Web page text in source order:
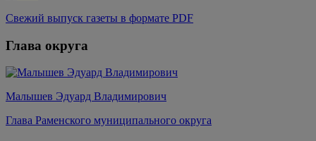
Свежий выпуск газеты в формате PDF
Глава округа
Малышев Эдуард Владимирович
Глава Раменского муниципального округа